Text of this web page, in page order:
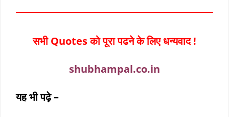
सभी Quotes को पूरा पढने के लिए धन्यवाद !
shubhampal.co.in
यह भी पढ़े –